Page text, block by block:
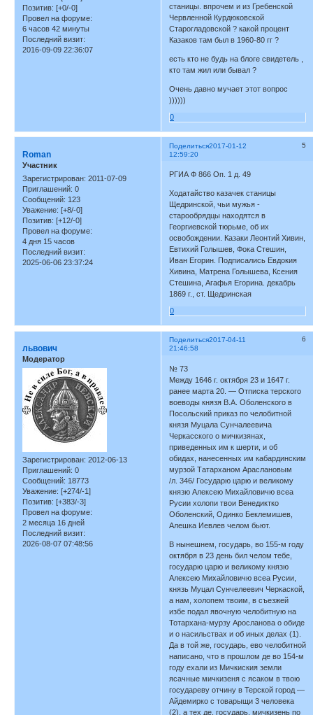
Позитив: [+0/-0]
Провел на форуме:
6 часов 42 минуты
Последний визит:
2016-09-09 22:36:07
станицы. впрочем и из Гребенской
Червленной Курдюковской
Старогладовской ? какой процент
Казаков там был в 1960-80 гг ?
есть кто не будь на блоге свидетель ,
кто там жил или бывал ?
Очень давно мучает этот вопрос
))))))
0
Поделиться 5
2017-01-12
12:59:20
Roman
Участник
Зарегистрирован: 2011-07-09
Приглашений: 0
Сообщений: 123
Уважение: [+8/-0]
Позитив: [+12/-0]
Провел на форуме:
4 дня 15 часов
Последний визит:
2025-06-06 23:37:24
РГИА Ф 866 Оп. 1 д. 49
Ходатайство казачек станицы
Щедринской, чьи мужья -
старообрядцы находятся в
Георгиевской тюрьме, об их
освобождении. Казаки Леонтий Хивин,
Евтихий Голышев, Фока Стешин,
Иван Егорин. Подписались Евдокия
Хивина, Матрена Голышева, Ксения
Стешина, Агафья Егорина. декабрь
1869 г., ст. Щедринская
0
Поделиться 6
2017-04-11
21:46:58
львович
Модератор
Зарегистрирован: 2012-06-13
Приглашений: 0
Сообщений: 18773
Уважение: [+274/-1]
Позитив: [+383/-3]
Провел на форуме:
2 месяца 16 дней
Последний визит:
2026-08-07 07:48:56
№ 73
Между 1646 г. октября 23 и 1647 г.
ранее марта 20. — Отписка терского
воеводы князя В.А. Оболенского в
Посольский приказ по челобитной
князя Муцала Сунчалеевича
Черкасского о мичкизянах,
приведенных им к шерти, и об
обидах, нанесенных им кабардинским
мурзой Татарханом Араслановым
/л. 346/ Государю царю и великому
князю Алексею Михайловичю всеа
Русии холопи твои Венедиктко
Оболенский, Одинко Беклемишев,
Алешка Иевлев челом бьют.
В нынешнем, государь, во 155-м году
октября в 23 день бил челом тебе,
государю царю и великому князю
Алексею Михайловичю всеа Русии,
князь Муцал Сунчелеевич Черкаской,
а нам, холопем твоим, в съезжей
избе подал явочную челобитную на
Тотархана-мурзу Аросланова о обиде
и о насильствах и об иных делах (1).
Да в той же, государь, ево челобитной
написано, что в прошлом де во 154-м
году ехали из Мичкиския земли
ясачные мичкизеня с ясаком в твою
государеву отчину в Терской город —
Айдемирко с товарыщи 3 человека
(2), а тех де, государь, мичкизень по